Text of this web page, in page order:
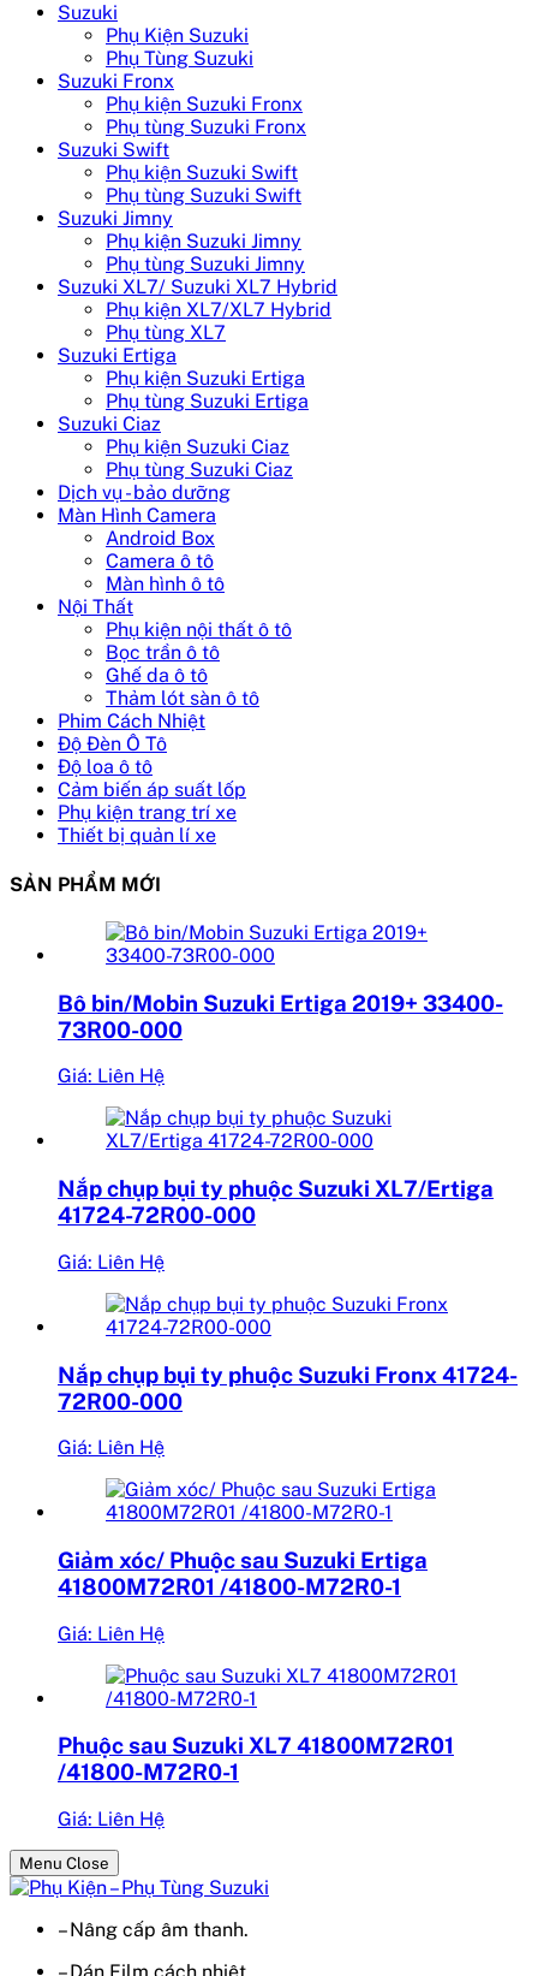
Suzuki
Phụ Kiện Suzuki
Phụ Tùng Suzuki
Suzuki Fronx
Phụ kiện Suzuki Fronx
Phụ tùng Suzuki Fronx
Suzuki Swift
Phụ kiện Suzuki Swift
Phụ tùng Suzuki Swift
Suzuki Jimny
Phụ kiện Suzuki Jimny
Phụ tùng Suzuki Jimny
Suzuki XL7/ Suzuki XL7 Hybrid
Phụ kiện XL7/XL7 Hybrid
Phụ tùng XL7
Suzuki Ertiga
Phụ kiện Suzuki Ertiga
Phụ tùng Suzuki Ertiga
Suzuki Ciaz
Phụ kiện Suzuki Ciaz
Phụ tùng Suzuki Ciaz
Dịch vụ - bảo dưỡng
Màn Hình Camera
Android Box
Camera ô tô
Màn hình ô tô
Nội Thất
Phụ kiện nội thất ô tô
Bọc trần ô tô
Ghế da ô tô
Thảm lót sàn ô tô
Phim Cách Nhiệt
Độ Đèn Ô Tô
Độ loa ô tô
Cảm biến áp suất lốp
Phụ kiện trang trí xe
Thiết bị quản lí xe
SẢN PHẨM MỚI
Bô bin/Mobin Suzuki Ertiga 2019+ 33400-
73R00-000
Giá: Liên Hệ
Nắp chụp bụi ty phuộc Suzuki XL7/Ertiga
41724-72R00-000
Giá: Liên Hệ
Nắp chụp bụi ty phuộc Suzuki Fronx 41724-
72R00-000
Giá: Liên Hệ
Giảm xóc/ Phuộc sau Suzuki Ertiga
41800M72R01 /41800-M72R0-1
Giá: Liên Hệ
Phuộc sau Suzuki XL7 41800M72R01
/41800-M72R0-1
Giá: Liên Hệ
Menu Close
– Nâng cấp âm thanh.